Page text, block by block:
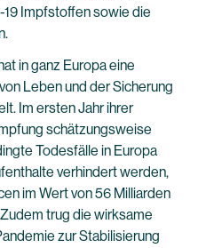
Impfstoffen sowie die
in ganz Europa eine
Leben und der Sicherung
Im ersten Jahr ihrer
schätzungsweise
Todesfälle in Europa
verhindert werden,
im Wert von 56 Milliarden
Zudem trug die wirksame
zur Stabilisierung